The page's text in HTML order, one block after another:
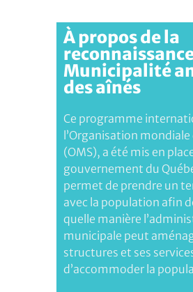
À propos de la
Municipalité
des aînés
Ce programme
l’Organisation mondiale
(OMS), a été mis en
gouvernement du
permet de prendre un
avec la population afin
quelle manière
municipale peut
structures et ses
d’accommoder la